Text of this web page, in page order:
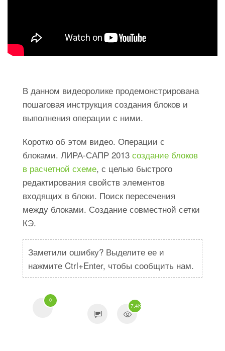
В данном видеоролике продемонстрирована
пошаговая инструкция создания блоков и
выполнения операции с ними.
Коротко об этом видео. Операции с
блоками. ЛИРА-САПР 2013 создание блоков
в расчетной схеме, с целью быстрого
редактирования свойств элементов
входящих в блоки. Поиск пересечения
между блоками. Создание совместной сетки
КЭ.
Заметили ошибку? Выделите ее и
нажмите Ctrl+Enter, чтобы сообщить нам.
0
7.4K